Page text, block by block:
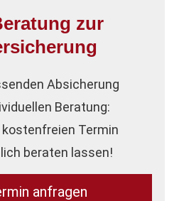
zur
Absicherung
Beratung:
Termin
beraten lassen!
anfragen